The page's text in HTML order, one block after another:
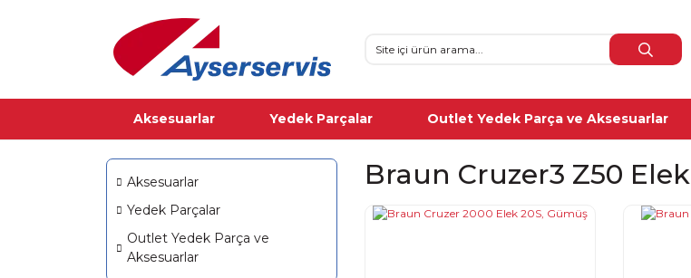
Aksesuarlar Yedek Parçalar Outlet Yedek Parça ve Aksesuarlar
Aksesuarlar
Yedek Parçalar
Outlet Yedek Parça ve
Aksesuarlar
Braun Cruzer3 Z50 Elek